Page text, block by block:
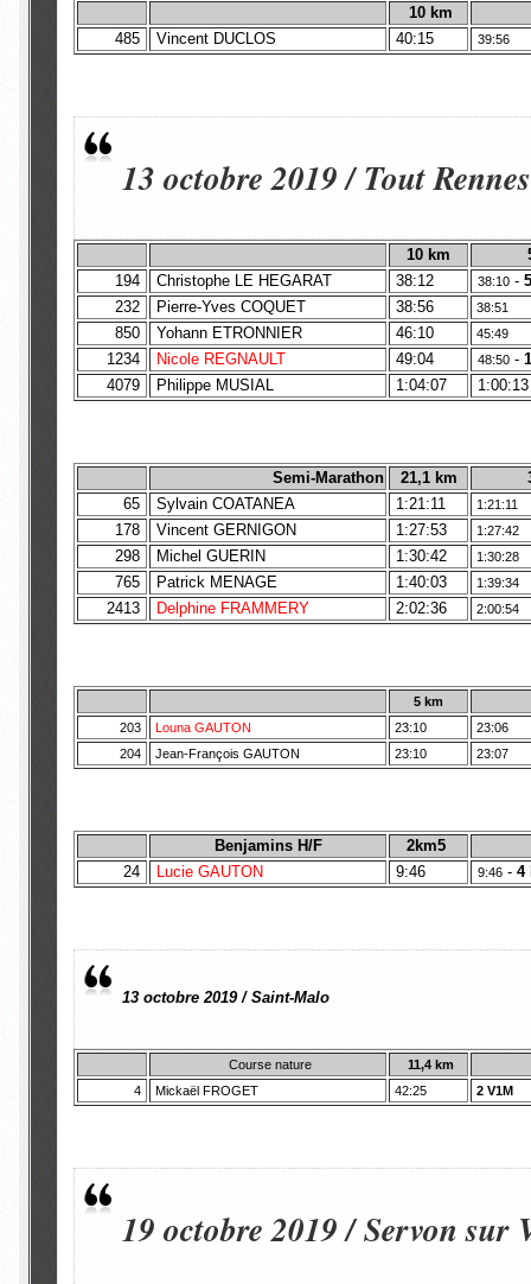
10 km
485
Vincent DUCLOS 40:15 39:56
13 octobre 2019 / Tout
10 km
194
Christophe LE HEGARAT 38:12 38:10 -
232
Pierre-Yves COQUET 38:56 38:51
850 Yohann ETRONNIER 46:10 45:49
1234 Nicole REGNAULT 49:04 48:50 -
4079
Philippe MUSIAL 1:04:07 1:00:13
Semi-Marathon 21,1 km
65
Sylvain COATANEA 1:21:11 1:21:11
178 Vincent GERNIGON 1:27:53 1:27:42
298 Michel GUERIN 1:30:42 1:30:28
765 Patrick MENAGE 1:40:03 1:39:34
2413 Delphine FRAMMERY 2:02:36 2:00:54
5 km
203
Louna GAUTON 23:10
23:06
204
Jean-François GAUTON 23:10 23:07
Benjamins H/F
2km5
24
Lucie GAUTON 9:46 9:46 -4
13 octobre 2019 / Saint-Malo
Course nature
11,4 km
4
Mickaël FROGET 42:25 2 V1M
19 octobre 2019 / Servon sur